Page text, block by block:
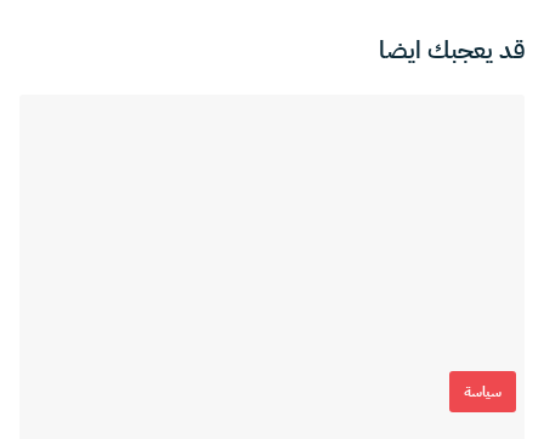
قد يعجبك ايضا
سياسة